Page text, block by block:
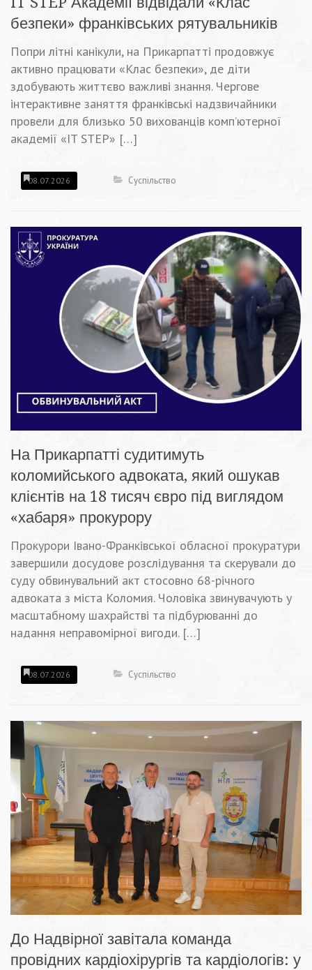
безпеки» франківських рятувальників
Попри літні канікули, на Прикарпатті продовжує
активно працювати «Клас безпеки», де діти
здобувають життєво важливі знання. Чергове
інтерактивне заняття франківські надзвичайники
провели для близько 50 вихованців комп’ютерної
академії «IT STEP» […]
08.07.2026 Суспільство
На Прикарпатті судитимуть
коломийського адвоката, який ошукав
клієнтів на 18 тисяч євро під виглядом
«хабаря» прокурору
Прокурори Івано-Франківської обласної прокуратури
завершили досудове розслідування та скерували до
суду обвинувальний акт стосовно 68-річного
адвоката з міста Коломия. Чоловіка звинувачують у
масштабному шахрайстві та підбурюванні до
надання неправомірної вигоди. […]
08.07.2026 Суспільство
До Надвірної завітала команда
провідних кардіохірургів та кардіологів: у